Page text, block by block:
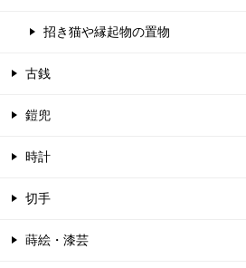
招き猫や縁起物の置物
古銭
鎧兜
時計
切手
蒔絵・漆芸